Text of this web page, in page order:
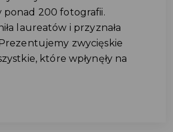
ponad 200 fotografii.
laureatów i przyznała
zwycięskie
które wpłynęły na